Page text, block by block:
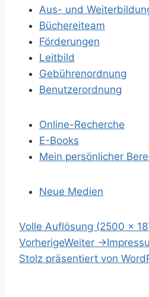
Aus- und
Büchereiteam
Förderungen
Leitbild
Gebührenordnung
Benutzerordnung
Online-Recherche
E-Books
Mein persönlicher
Neue Medien
S
p
r
Volle Auflösung (2500 ×
VorherigeWeiter →
Stolz präsentiert von